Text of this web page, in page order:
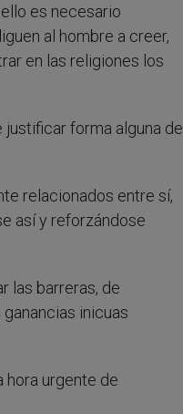
es necesario
al hombre a creer,
en las religiones los
forma alguna de
relacionados entre sí,
así y reforzándose
las barreras, de
inicuas
hora urgente de